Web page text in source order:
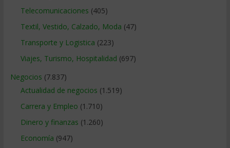
Telecomunicaciones (405)
Textil, Vestido, Calzado, Moda (47)
Transporte y Logistica (223)
Viajes, Turismo, Hospitalidad (697)
Negocios (7.837)
Actualidad de negocios (1.519)
Carrera y Empleo (1.710)
Dinero y finanzas (1.260)
Economía (947)